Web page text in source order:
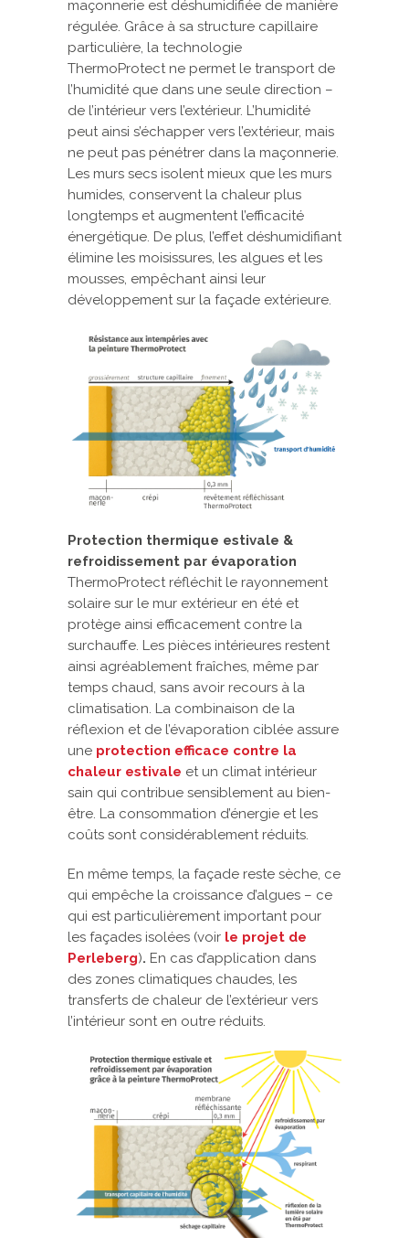
maçonnerie est déshumidifiée de manière
régulée. Grâce à sa structure capillaire
particulière, la technologie
ThermoProtect ne permet le transport de
l’humidité que dans une seule direction –
de l’intérieur vers l’extérieur. L’humidité
peut ainsi s’échapper vers l’extérieur, mais
ne peut pas pénétrer dans la maçonnerie.
Les murs secs isolent mieux que les murs
humides, conservent la chaleur plus
longtemps et augmentent l’efficacité
énergétique. De plus, l’effet déshumidifiant
élimine les moisissures, les algues et les
mousses, empêchant ainsi leur
développement sur la façade extérieure.
Protection thermique estivale &
refroidissement par évaporation
ThermoProtect réfléchit le rayonnement
solaire sur le mur extérieur en été et
protège ainsi efficacement contre la
surchauffe. Les pièces intérieures restent
ainsi agréablement fraîches, même par
temps chaud, sans avoir recours à la
climatisation. La combinaison de la
réflexion et de l’évaporation ciblée assure
une protection efficace contre la
chaleur estivale et un climat intérieur
sain qui contribue sensiblement au bien-
être. La consommation d’énergie et les
coûts sont considérablement réduits.
En même temps, la façade reste sèche, ce
qui empêche la croissance d’algues – ce
qui est particulièrement important pour
les façades isolées (voir le projet de
Perleberg). En cas d’application dans
des zones climatiques chaudes, les
transferts de chaleur de l’extérieur vers
l’intérieur sont en outre réduits.